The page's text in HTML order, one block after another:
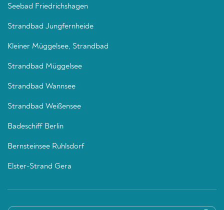
Seebad Friedrichshagen
Strandbad Jungfernheide
Kleiner Müggelsee, Strandbad
Strandbad Müggelsee
Strandbad Wannsee
Strandbad Weißensee
Badeschiff Berlin
Bernsteinsee Ruhlsdorf
Elster-Strand Gera